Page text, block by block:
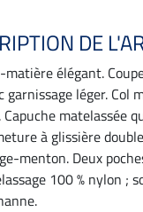
DE
élégant.
léger. Col
matelassée
à glissière
menton. Deux
100 % nylon ;